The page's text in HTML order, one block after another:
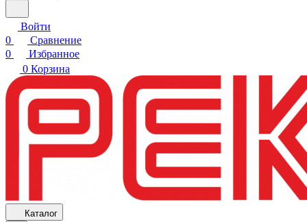
Войти
0
Сравнение
0
Избранное
0 Корзина
Каталог